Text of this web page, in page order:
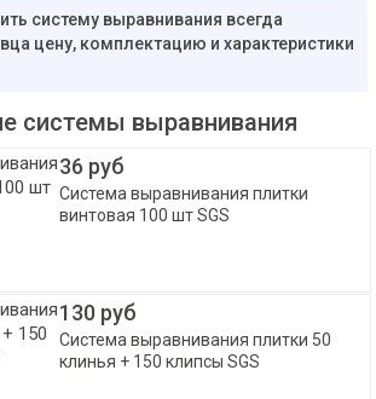
систему выравнивания всегда
цену, комплектацию и характеристики
системы выравнивания
36 руб
Система выравнивания плитки
винтовая 100 шт SGS
130 руб
Система выравнивания плитки 50
клинья + 150 клипсы SGS